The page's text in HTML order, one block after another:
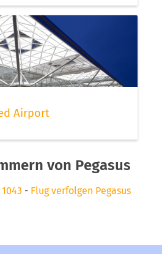
Airport
von Pegasus
1043 - Flug verfolgen Pegasus